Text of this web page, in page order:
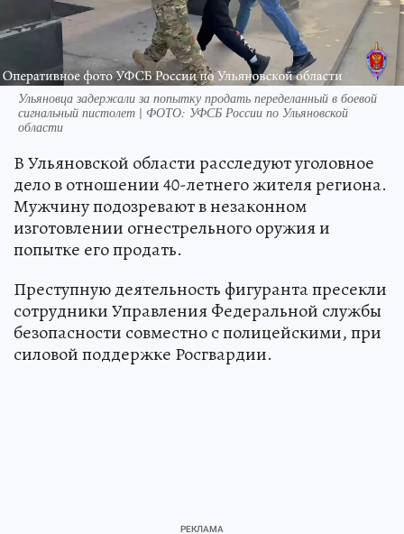
Ульяновца задержали за попытку продать переделанный в боевой
сигнальный пистолет | ФОТО: УФСБ России по Ульяновской
области
В Ульяновской области расследуют уголовное
дело в отношении 40-летнего жителя региона.
Мужчину подозревают в незаконном
изготовлении огнестрельного оружия и
попытке его продать.
Преступную деятельность фигуранта пресекли
сотрудники Управления Федеральной службы
безопасности совместно с полицейскими, при
силовой поддержке Росгвардии.